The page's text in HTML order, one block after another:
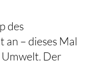
des
an – dieses Mal
Umwelt. Der